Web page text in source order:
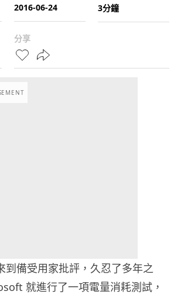
2016-06-24
3分鐘
分享
到備受用家批評，久忍了多年之
就進行了一項電量消耗測試，